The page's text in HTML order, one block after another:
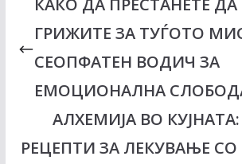
t
e
r
)
o
k
r
s
t
КАКО ДА ПРЕСТАНЕТЕ ДА
ГРИЖИТЕ ЗА ТУЃОТО
СЕОПФАТЕН ВОДИЧ ЗА
ЕМОЦИОНАЛНА
АЛХЕМИЈА ВО
РЕЦЕПТИ ЗА ЛЕКУВАЊЕ СО